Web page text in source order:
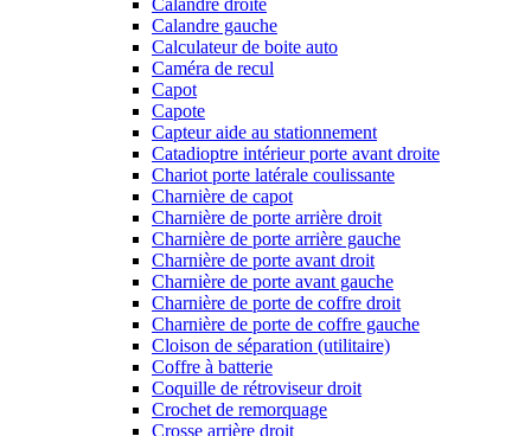
Calandre droite
Calandre gauche
Calculateur de boite auto
Caméra de recul
Capot
Capote
Capteur aide au stationnement
Catadioptre intérieur porte avant droite
Chariot porte latérale coulissante
Charnière de capot
Charnière de porte arrière droit
Charnière de porte arrière gauche
Charnière de porte avant droit
Charnière de porte avant gauche
Charnière de porte de coffre droit
Charnière de porte de coffre gauche
Cloison de séparation (utilitaire)
Coffre à batterie
Coquille de rétroviseur droit
Crochet de remorquage
Crosse arrière droit